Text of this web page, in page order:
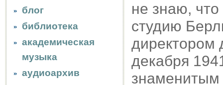
блог
библиотека
академическая
музыка
аудиоархив
не знаю, что
студию
директором
декабря